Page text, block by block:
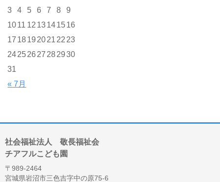
« 7月
3
4 5 6 7 8
9
1011 12 13141516
17 1819 2021 22 23
242526 27 2829 30
31
社会福祉法人 敬長福祉会
チアフルこども園
〒989-2464
宮城県岩沼市三色吉字中の原75-6